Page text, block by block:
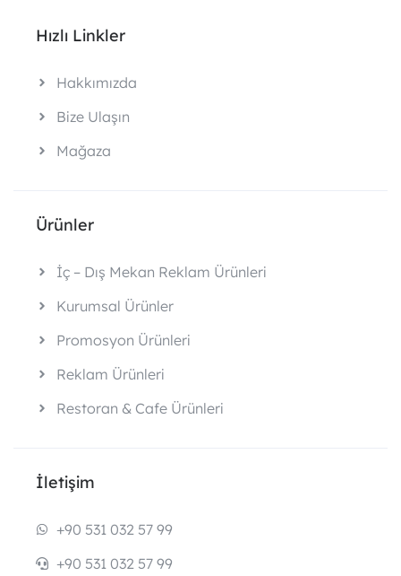
Hızlı Linkler
Hakkımızda
Bize Ulaşın
Mağaza
Ürünler
İç – Dış Mekan Reklam Ürünleri
Kurumsal Ürünler
Promosyon Ürünleri
Reklam Ürünleri
Restoran & Cafe Ürünleri
İletişim
+90 531 032 57 99
+90 531 032 57 99